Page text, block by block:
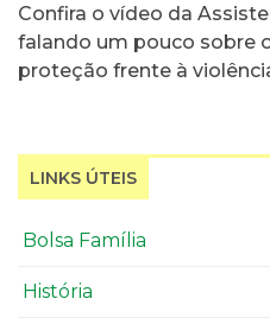
Confira o vídeo da
falando um pouco sobre
proteção frente à
LINKS ÚTEIS
Bolsa Família
História